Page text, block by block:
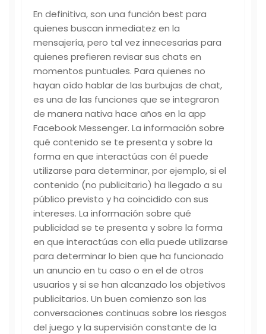
En definitiva, son una función best para
quienes buscan inmediatez en la
mensajería, pero tal vez innecesarias para
quienes prefieren revisar sus chats en
momentos puntuales. Para quienes no
hayan oído hablar de las burbujas de chat,
es una de las funciones que se integraron
de manera nativa hace años en la app
Facebook Messenger. La información sobre
qué contenido se te presenta y sobre la
forma en que interactúas con él puede
utilizarse para determinar, por ejemplo, si el
contenido (no publicitario) ha llegado a su
público previsto y ha coincidido con sus
intereses. La información sobre qué
publicidad se te presenta y sobre la forma
en que interactúas con ella puede utilizarse
para determinar lo bien que ha funcionado
un anuncio en tu caso o en el de otros
usuarios y si se han alcanzado los objetivos
publicitarios. Un buen comienzo son las
conversaciones continuas sobre los riesgos
del juego y la supervisión constante de la